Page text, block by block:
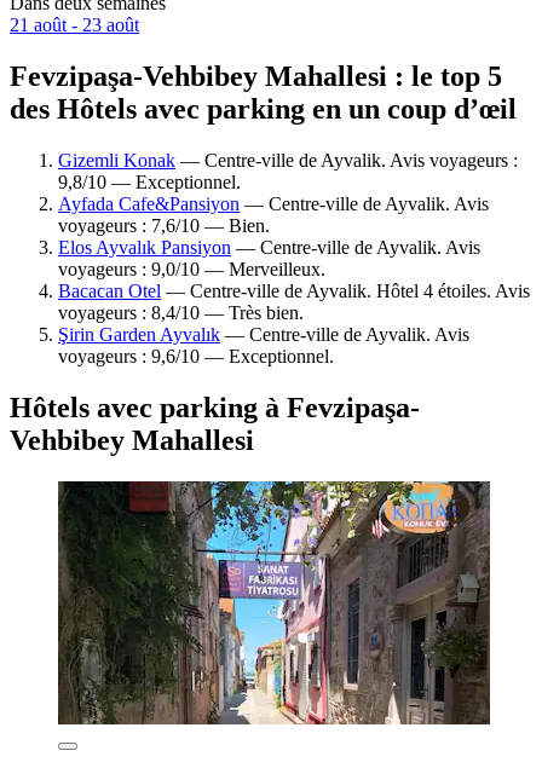
21 août - 23 août
Fevzipaşa-Vehbibey Mahallesi : le top 5
des Hôtels avec parking en un coup d’œil
Gizemli Konak — Centre-ville de Ayvalik. Avis voyageurs :
9,8/10 — Exceptionnel.
Ayfada Cafe&Pansiyon — Centre-ville de Ayvalik. Avis
voyageurs : 7,6/10 — Bien.
Elos Ayvalık Pansiyon — Centre-ville de Ayvalik. Avis
voyageurs : 9,0/10 — Merveilleux.
Bacacan Otel — Centre-ville de Ayvalik. Hôtel 4 étoiles. Avis
voyageurs : 8,4/10 — Très bien.
Şirin Garden Ayvalık — Centre-ville de Ayvalik. Avis
voyageurs : 9,6/10 — Exceptionnel.
Hôtels avec parking à Fevzipaşa-
Vehbibey Mahallesi